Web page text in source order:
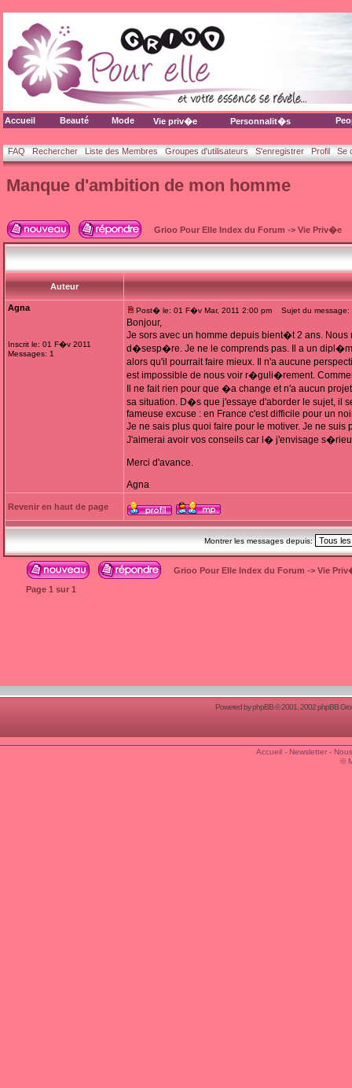
Accueil Beauté Mode Vie priv�e Personnalit�s
FAQ Rechercher Liste des Membres Groupes d'utilisateurs S'enregistrer Profil Se
Manque d'ambition de mon homme
Grioo Pour Elle Index du Forum -> Vie Priv�e
Auteur
Agna
Inscrit le: 01 F�v 2011
Messages: 1
Post� le: 01 F�v Mar, 2011 2:00 pm Sujet du message:
Bonjour,
Je sors avec un homme depuis bient�t 2 ans.
d�sesp�re. Je ne le comprends pas. Il a un
alors qu'il pourrait faire mieux. Il n'a aucune
est impossible de nous voir r�guli�rement.
Il ne fait rien pour que �a change et n'a aucun
sa situation. D�s que j'essaye d'aborder le sujet, il
fameuse excuse : en France c'est difficile pour un
Je ne sais plus quoi faire pour le motiver. Je ne
J'aimerai avoir vos conseils car l� j'envisage
Merci d'avance.
Agna
Revenir en haut de page
Montrer les messages depuis:
Grioo Pour Elle Index du Forum -> Vie
Page 1 sur 1
Powered byphpBB© 2001, 2002 phpBB
Accueil- Newsletter-
©